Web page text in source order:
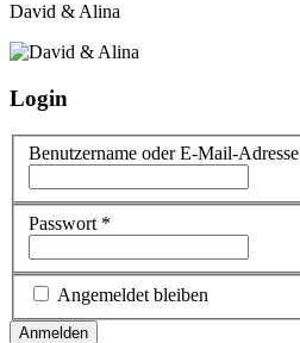
David & Alina
Login
Benutzername oder E-Mail-Adresse
Passwort *
Angemeldet bleiben